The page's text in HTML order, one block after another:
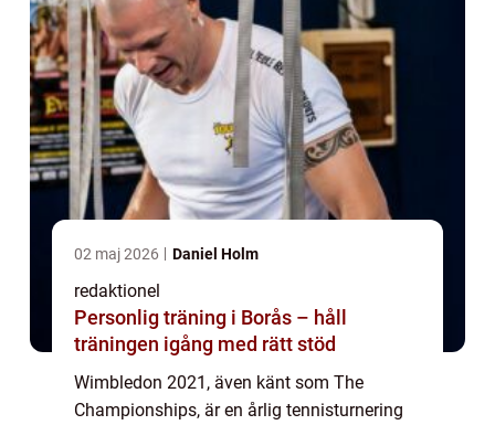
02 maj 2026 Daniel Holm
redaktionel
Personlig träning i Borås – håll
träningen igång med rätt stöd
Wimbledon 2021, även känt som The
Championships, är en årlig tennisturnering